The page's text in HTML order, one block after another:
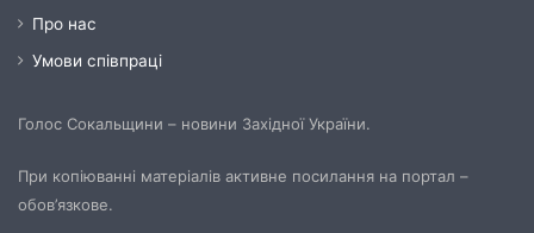
Про нас
Умови співпраці
Голос Сокальщини – новини Західної України.
При копіюванні матеріалів активне посилання на портал –
обов’язкове.